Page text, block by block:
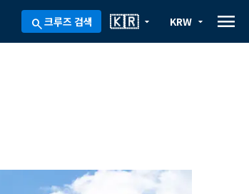
search크루즈 검색 arrow_drop_down
🇰🇷 arrow_drop_down
KRW menu